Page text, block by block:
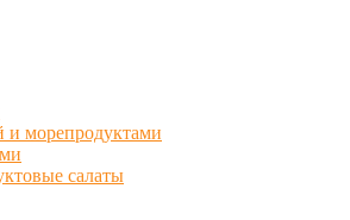
и морепродуктами
салаты